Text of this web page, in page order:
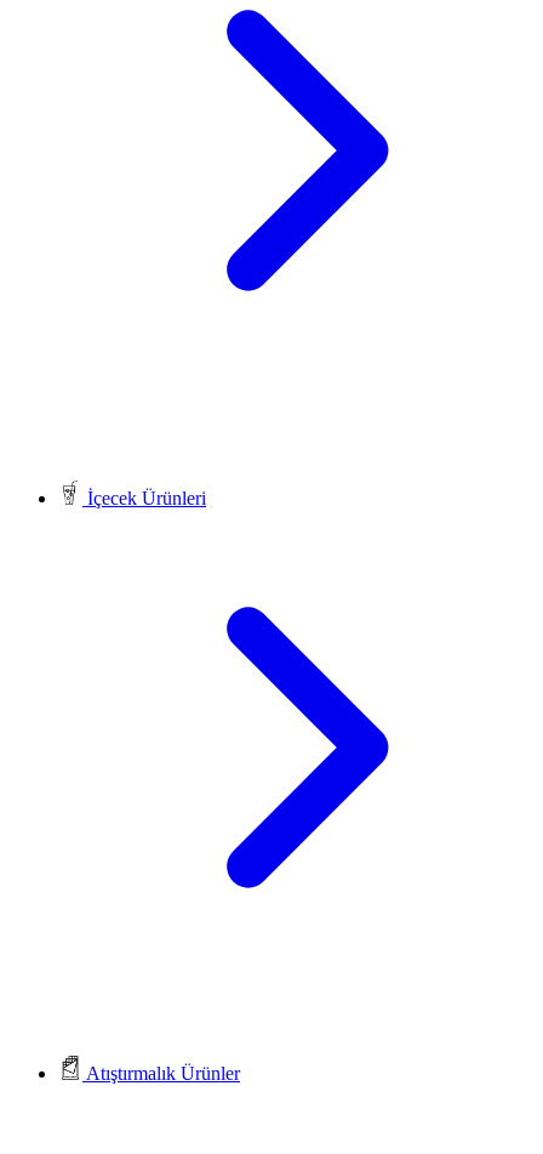
İçecek Ürünleri
Atıştırmalık Ürünler